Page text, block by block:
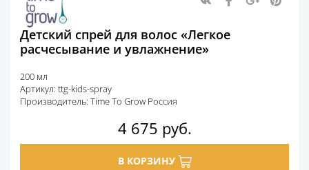
Детский спрей для волос «Легкое
расчесывание и увлажнение»
200 мл
Артикул: ttg-kids-spray
Производитель: Time To Grow Россия
4 675 руб.
В КОРЗИНУ